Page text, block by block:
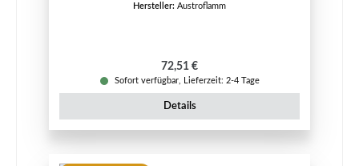
Hersteller: Austroflamm
Regulärer Preis:
72,51 €
Sofort verfügbar, Lieferzeit: 2-4 Tage
Details